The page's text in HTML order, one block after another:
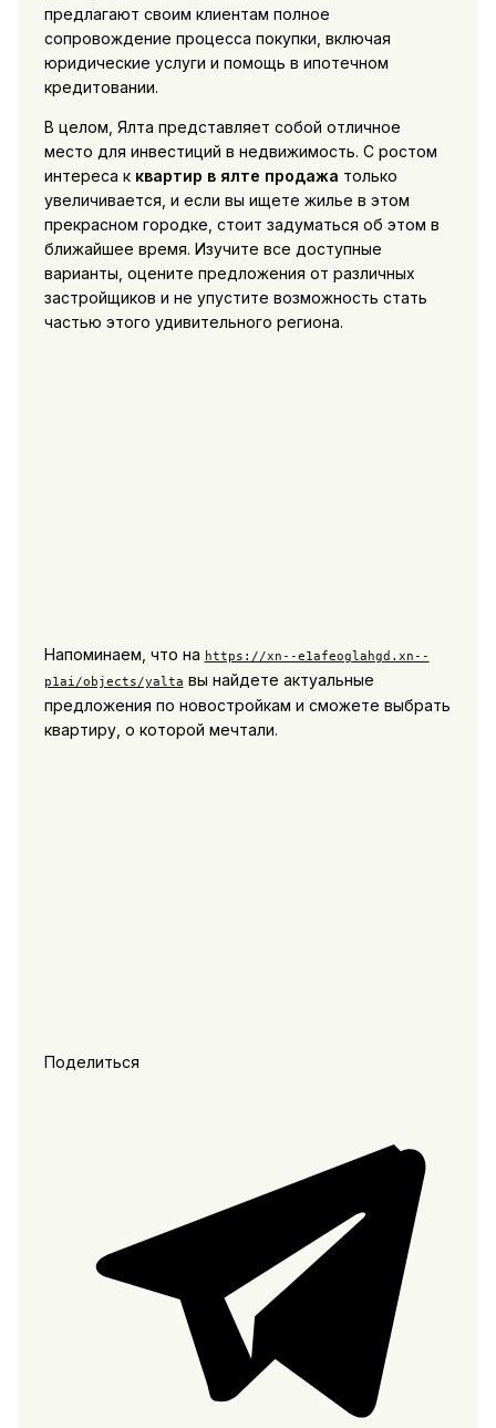
предлагают своим клиентам полное
сопровождение процесса покупки, включая
юридические услуги и помощь в ипотечном
кредитовании.
В целом, Ялта представляет собой отличное
место для инвестиций в недвижимость. С ростом
интереса к квартир в ялте продажа только
увеличивается, и если вы ищете жилье в этом
прекрасном городке, стоит задуматься об этом в
ближайшее время. Изучите все доступные
варианты, оцените предложения от различных
застройщиков и не упустите возможность стать
частью этого удивительного региона.
Напоминаем, что на https://xn--e1afeoglahgd.xn--
p1ai/objects/yalta вы найдете актуальные
предложения по новостройкам и сможете выбрать
квартиру, о которой мечтали.
Поделиться